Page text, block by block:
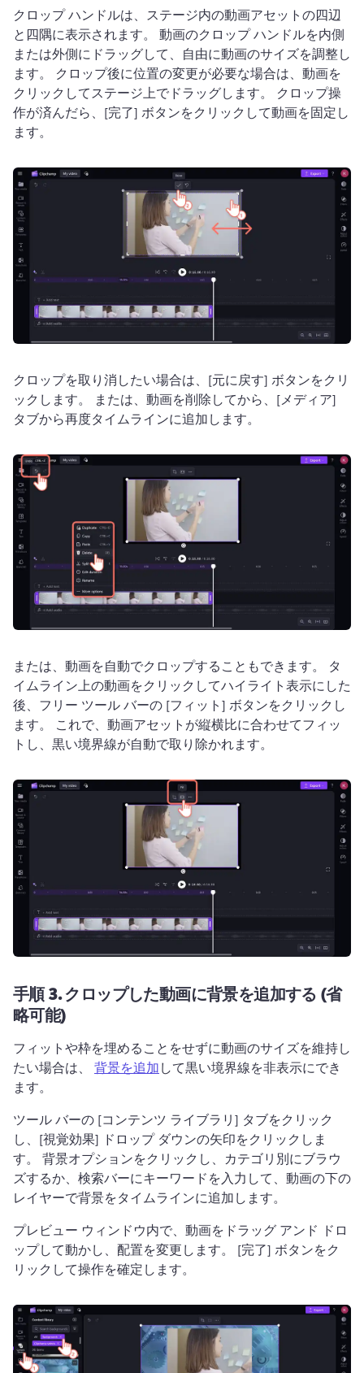
クロップ ハンドルは、ステージ内の動画アセットの四辺
と四隅に表示されます。 動画のクロップ ハンドルを内側
または外側にドラッグして、自由に動画のサイズを調整し
ます。 クロップ後に位置の変更が必要な場合は、動画を
クリックしてステージ上でドラッグします。 クロップ操
作が済んだら、[完了] ボタンをクリックして動画を固定し
ます。
クロップを取り消したい場合は、[元に戻す] ボタンをクリ
ックします。
または、動画を削除してから、[メディア]
タブから再度タイムラインに追加します。
または、動画を自動でクロップすることもできます。 タ
イムライン上の動画をクリックしてハイライト表示にした
後、フリー ツール バーの [フィット] ボタンをクリックし
ます。 これで、動画アセットが縦横比に合わせてフィッ
トし、黒い境界線が自動で取り除かれます。
手順 3.クロップした動画に背景を追加する (省
略可能)
フィットや枠を埋めることをせずに動画のサイズを維持し
たい場合は、 背景を追加して黒い境界線を非表示にでき
ます。
ツール バーの [コンテンツ ライブラリ] タブをクリック
し、[視覚効果] ドロップ ダウンの矢印をクリックしま
す。 背景オプションをクリックし、カテゴリ別にブラウ
ズするか、検索バーにキーワードを入力して、動画の下の
レイヤーで背景をタイムラインに追加します。
プレビュー ウィンドウ内で、動画をドラッグ アンド ドロ
ップして動かし、配置を変更します。 [完了] ボタンをク
リックして操作を確定します。